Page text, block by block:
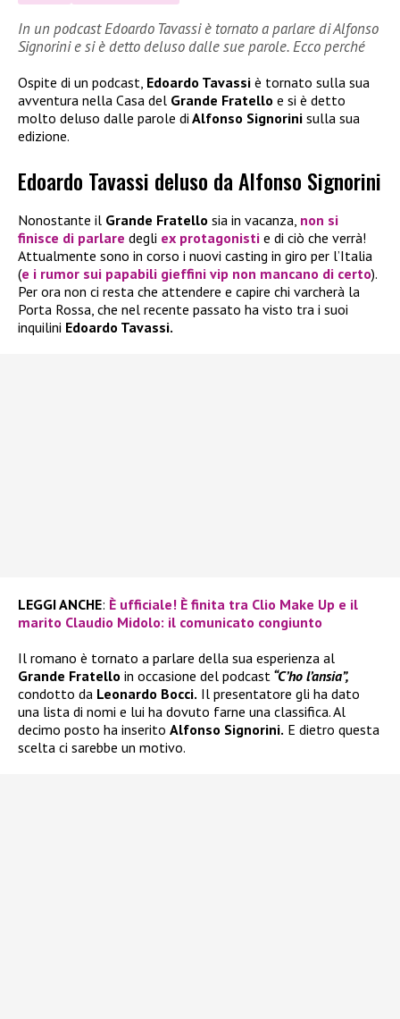
In un podcast Edoardo Tavassi è tornato a parlare di Alfonso
Signorini e si è detto deluso dalle sue parole. Ecco perché
Ospite di un podcast, Edoardo Tavassi è tornato sulla sua
avventura nella Casa del Grande Fratello e si è detto
molto deluso dalle parole di Alfonso Signorini sulla sua
edizione.
Edoardo Tavassi deluso da Alfonso Signorini
Nonostante il Grande Fratello sia in vacanza, non si
finisce di parlare degli ex protagonisti e di ciò che verrà!
Attualmente sono in corso i nuovi casting in giro per l’Italia
(e i rumor sui papabili gieffini vip non mancano di certo).
Per ora non ci resta che attendere e capire chi varcherà la
Porta Rossa, che nel recente passato ha visto tra i suoi
inquilini Edoardo Tavassi.
LEGGI ANCHE: È ufficiale! È finita tra Clio Make Up e il
marito Claudio Midolo: il comunicato congiunto
Il romano è tornato a parlare della sua esperienza al
Grande Fratello in occasione del podcast “C’ho l’ansia”,
condotto da Leonardo Bocci. Il presentatore gli ha dato
una lista di nomi e lui ha dovuto farne una classifica. Al
decimo posto ha inserito Alfonso Signorini. E dietro questa
scelta ci sarebbe un motivo.